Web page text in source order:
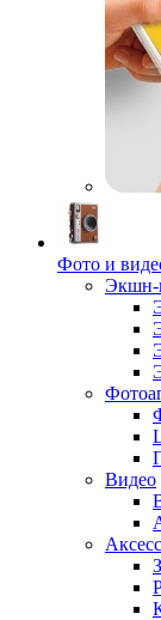
Фото и
Экшн-
Видео